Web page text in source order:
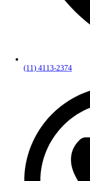
(11) 4113-2374